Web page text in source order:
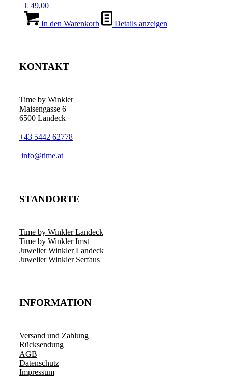
€ 49,00
In den Warenkorb Details anzeigen
KONTAKT
Time by Winkler
Maisengasse 6
6500 Landeck
+43 5442 62778
­info@time.at
STANDORTE
Time by Winkler Landeck
Time by Winkler Imst
Juwelier Winkler Landeck
Juwelier Winkler Serfaus
INFORMATION
Versand und Zahlung
Rücksendung
AGB
Datenschutz
Impressum